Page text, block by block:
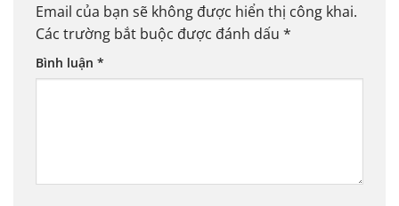
Email của bạn sẽ không được hiển thị công khai.
Các trường bắt buộc được đánh dấu *
Bình luận *